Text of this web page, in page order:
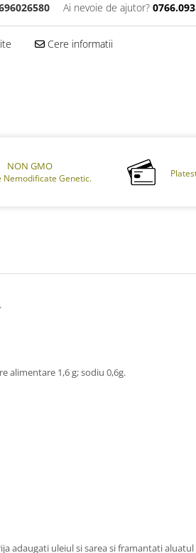
Ai nevoie de ajutor?
Cere informatii
NON GMO
Nemodificate Genetic.
alimentare 1,6 g; sodiu 0,6g.
adaugati uleiul si sarea si framantati